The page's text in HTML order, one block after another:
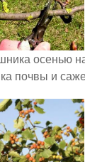
осенью
почвы и